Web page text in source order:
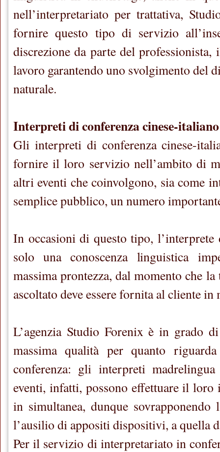
nell’interpretariato per trattativa,
fornire questo tipo di servizio
discrezione da parte del
lavoro garantendo uno svolgimento del
naturale.
Interpreti di conferenza cinese-italiano
Gli interpreti di conferenza cinese-
fornire il loro servizio nell’ambito di
altri eventi che coinvolgono, sia come
semplice pubblico, un numero
In occasioni di questo tipo, l’interprete
solo una conoscenza linguistica
massima prontezza, dal momento che
ascoltato deve essere fornita al cliente in
L’agenzia Studio Forenix è in grado
massima qualità per quanto
conferenza: gli interpreti
eventi, infatti, possono effettuare il loro
in simultanea, dunque
l’ausilio di appositi dispositivi, a quella
Per il servizio di interpretariato in